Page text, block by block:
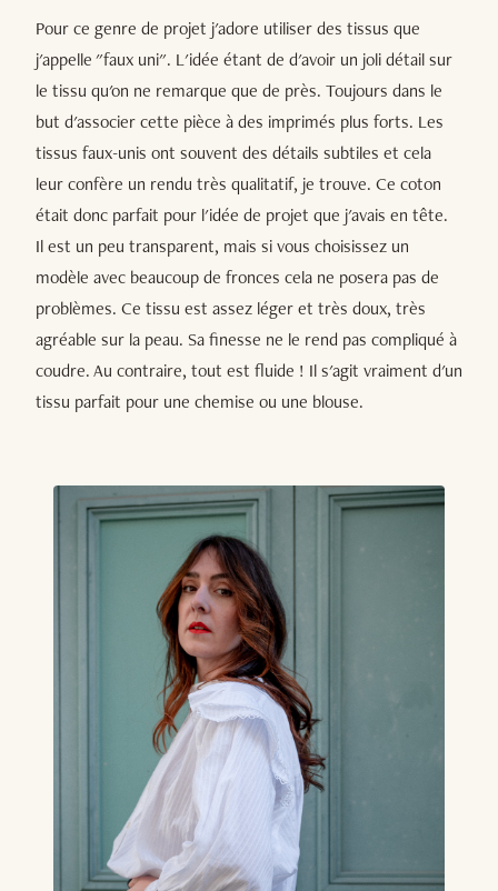
Pour ce genre de projet j'adore utiliser des tissus que
j'appelle "faux uni". L'idée étant de d'avoir un joli détail sur
le tissu qu'on ne remarque que de près. Toujours dans le
but d'associer cette pièce à des imprimés plus forts. Les
tissus faux-unis ont souvent des détails subtiles et cela
leur confère un rendu très qualitatif, je trouve. Ce coton
était donc parfait pour l'idée de projet que j'avais en tête.
Il est un peu transparent, mais si vous choisissez un
modèle avec beaucoup de fronces cela ne posera pas de
problèmes. Ce tissu est assez léger et très doux, très
agréable sur la peau. Sa finesse ne le rend pas compliqué à
coudre. Au contraire, tout est fluide ! Il s'agit vraiment d'un
tissu parfait pour une chemise ou une blouse.